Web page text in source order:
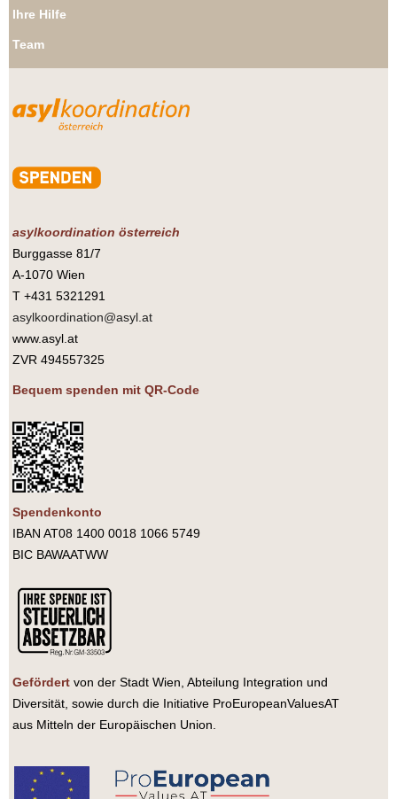
Ihre Hilfe
Team
asylkoordination österreich
Burggasse 81/7
A-1070 Wien
T +431 5321291
asylkoordination@asyl.at
www.asyl.at
ZVR 494557325
Bequem spenden mit QR-Code
Spendenkonto
IBAN AT08 1400 0018 1066 5749
BIC BAWAATWW
Gefördert von der Stadt Wien, Abteilung Integration und
Diversität, sowie durch die Initiative ProEuropeanValuesAT
aus Mitteln der Europäischen Union.